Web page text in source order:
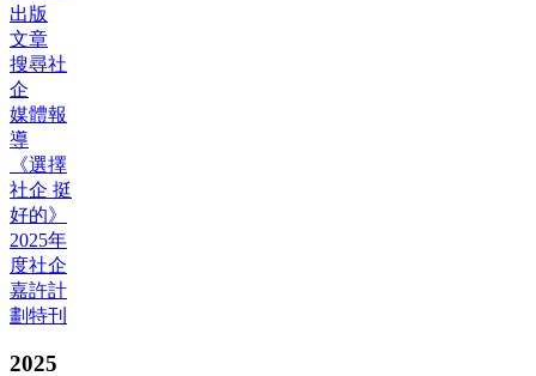
出版
文章
搜尋社
企
媒體報
導
《選擇
社企 挺
好的》
2025年
度社企
嘉許計
劃特刊
2025